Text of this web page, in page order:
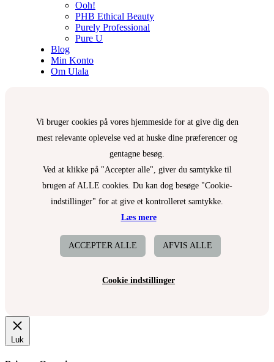
Ooh!
PHB Ethical Beauty
Purely Professional
Pure U
Blog
Min Konto
Om Ulala
Vi bruger cookies på vores hjemmeside for at give dig den
mest relevante oplevelse ved at huske dine præferencer og
gentagne besøg.
Ved at klikke på "Accepter alle", giver du samtykke til
brugen af ALLE cookies. Du kan dog besøge "Cookie-
indstillinger" for at give et kontrolleret samtykke.
Læs mere
ACCEPTER ALLE AFVIS ALLE
Cookie indstillinger
Luk